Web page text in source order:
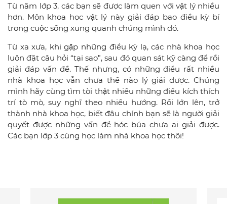
Từ năm lớp 3, các bạn sẽ được làm quen với vật lý nhiều
hơn. Môn khoa học vật lý này giải đáp bao điều kỳ bí
trong cuộc sống xung quanh chúng mình đó.
Từ xa xưa, khi gặp những điều kỳ lạ, các nhà khoa học
luôn đặt câu hỏi “tại sao”, sau đó quan sát kỹ càng để rồi
giải đáp vấn đề. Thế nhưng, có những điều rất nhiều
nhà khoa học vẫn chưa thể nào lý giải được. Chúng
mình hãy cùng tìm tòi thật nhiều những điều kích thích
trí tò mò, suy nghĩ theo nhiều hướng. Rồi lớn lên, trở
thành nhà khoa học, biết đâu chính bạn sẽ là người giải
quyết được những vấn đề hóc búa chưa ai giải được.
Các bạn lớp 3 cùng học làm nhà khoa học thôi!